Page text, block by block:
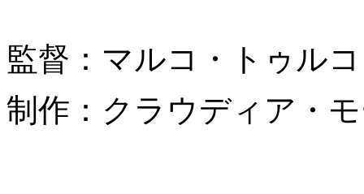
監督：マルコ・トゥルコ
制作：クラウディア・